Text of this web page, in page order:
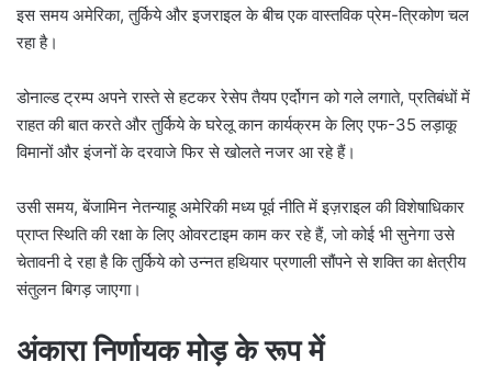
इस समय अमेरिका, तुर्किये और इजराइल के बीच एक वास्तविक प्रेम-त्रिकोण चल
रहा है।
डोनाल्ड ट्रम्प अपने रास्ते से हटकर रेसेप तैयप एर्दोगन को गले लगाते, प्रतिबंधों में
राहत की बात करते और तुर्किये के घरेलू कान कार्यक्रम के लिए एफ-35 लड़ाकू
विमानों और इंजनों के दरवाजे फिर से खोलते नजर आ रहे हैं।
उसी समय, बेंजामिन नेतन्याहू अमेरिकी मध्य पूर्व नीति में इज़राइल की विशेषाधिकार
प्राप्त स्थिति की रक्षा के लिए ओवरटाइम काम कर रहे हैं, जो कोई भी सुनेगा उसे
चेतावनी दे रहा है कि तुर्किये को उन्नत हथियार प्रणाली सौंपने से शक्ति का क्षेत्रीय
संतुलन बिगड़ जाएगा।
अंकारा निर्णायक मोड़ के रूप में